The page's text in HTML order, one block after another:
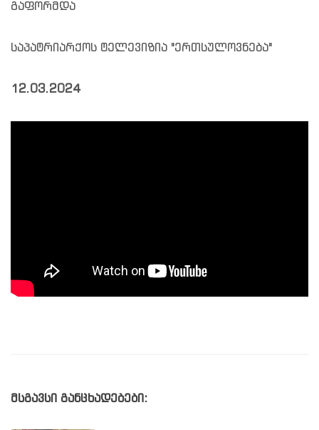
გაფორმდა
საპატრიარქოს ტელევიზია "ერთსულოვნება"
12.03.2024
მსგავსი განცხადებები: